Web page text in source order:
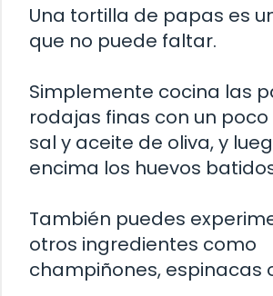
Una tortilla de papas es
que no puede faltar.
Simplemente cocina las
rodajas finas con un
sal y aceite de oliva, y
encima los huevos
También puedes
otros ingredientes como
champiñones, espinacas